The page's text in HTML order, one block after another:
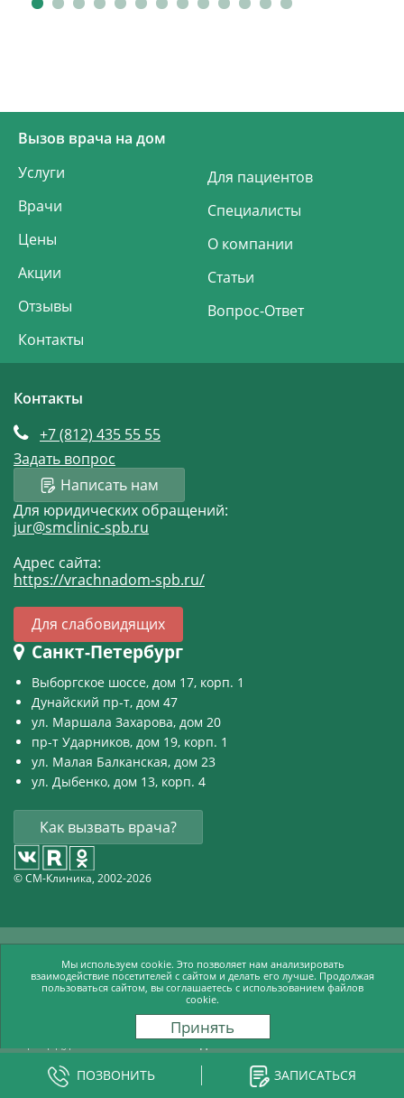
ПОЗВОНИТЬ ЗАПИСАТЬСЯ
Вызов врача на дом
Услуги
Врачи
Цены
Акции
Отзывы
Контакты
Для пациентов
Специалисты
О компании
Статьи
Вопрос-Ответ
Контакты
+7 (812) 435 55 55
Задать вопрос
Написать нам
Для юридических обращений:
jur@smclinic-spb.ru
Адрес сайта:
https://vrachnadom-spb.ru/
Для слабовидящих
Санкт-Петербург
Выборгское шоссе, дом 17, корп. 1
Дунайский пр-т, дом 47
ул. Маршала Захарова, дом 20
пр-т Ударников, дом 19, корп. 1
ул. Малая Балканская, дом 23
ул. Дыбенко, дом 13, корп. 4
Как вызвать врача?
© СМ-Клиника, 2002-2026
Лицензия Л041-01148-78/00650972 от 12.05.2023
ежедневно
с 09:00 до 22:00
Процедурный кабинетс 07:00 до 22:30
Забор анализов
с 07:00 до 22:30
Мы используем cookie. Это позволяет нам анализировать
взаимодействие посетителей с сайтом и делать его лучше. Продолжая
пользоваться сайтом, вы соглашаетесь с использованием файлов
cookie.
Принять